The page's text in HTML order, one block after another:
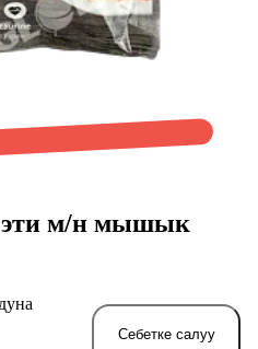
эти м/н мышык
Себетке салуу